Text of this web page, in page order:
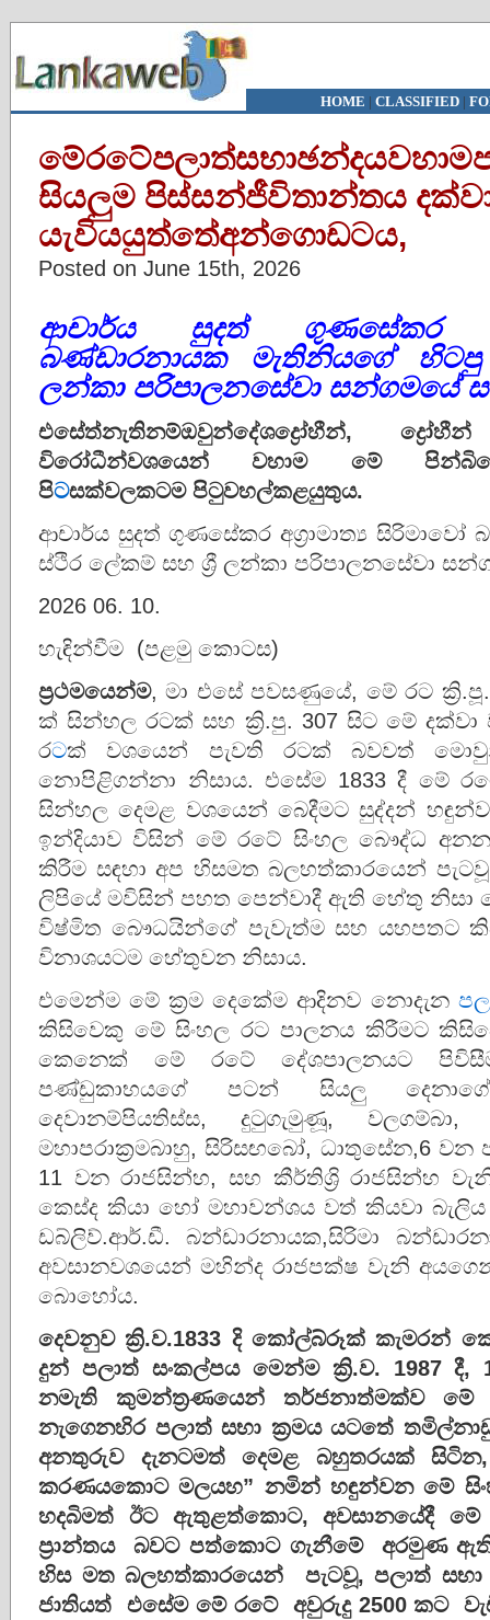
HOME | CLASSIFIED|
සියලුම පිස්සන්ජීවිතාන්තය
යැවියයුත්තේඅන්ගොඩටය,
Posted on June 15th, 2026
ආචාර්ය සුදත් ගුණසේකර
බණ්ඩාරනායක මැතිනියගේ
ලන්කා පරිපාලනසේවා සන්ගමයේ
එසේත්නැතිනම්ඔවුන්දේශද්‍රෝහීන්,
විරෝධීන්වශයෙන්වහාම මේපින්
පිටසක්වලකටම පිටුවහල්කළයුතුය.
ආචාර්ය සුදත් ගුණසේකර අග්‍රාමාත්‍ය
ස්ථිර ලේකම් සහ ශ්‍රී ලන්කා පරිපාලනසේවා
2026 06. 10.
හැඳින්වීම (පළමු කොටස)
ප්‍රථමයෙන්ම, මා එසේ පවසණුයේ, මේ රට
ක් සින්හල රටක් සහ ක්‍රි.පු. 307 සිට මේ
රටක් වශයෙන් පැවති රටක් බවවත්
නොපිළිගන්නා නිසාය. එසේම 1833 දී මේ
සින්හල දෙමළ වශයෙන් බෙදීමට සුද්දන්
ඉන්දියාව විසින් මේ රටේ සිංහල බෞද්ධ
කිරීම සඳහා අප හිසමත බලහත්කාරයෙන්
ලිපියේ මවිසින් පහත පෙන්වාදී ඇති හේතු නිසා
විෂ්මිත බෞධයින්ගේ පැවැත්ම සහ යහපතට
විනාශයටම හේතුවන නිසාය.
එමෙන්ම මේ ක්‍රම දෙකේම ආදිනව නොදැන
කිසිවෙකු මේ සිංහල රට පාලනය කිරීමට
කෙනෙක් මේ රටේ දේශපාලනයට
පණ්ඩුකාභයගේ පටන් සියලු
දෙවානම්පියතිස්ස, දුටුගැමුණූ,
මහාපරාක්‍රමබාහු, සිරිසඟබෝ, ධාතුසේන,6 වන
11 වන රාජසින්හ, සහ කීර්තිශ්‍රි රාජසින්හ
කෙස්ද කියා හෝ මහාවන්ශය වත් කියවා
ඩබ්ලිව්.ආර්.ඩී. බන්ඩාරනායක,සිරිමා
අවසානවශයෙන් මහින්ද රාජපක්ෂ වැනි
බොහෝය.
දෙවනුව ක්‍රි.ව.1833 දි කෝල්බ්රූක් කැමරන්
දුන් පලාත් සංකල්පය මෙන්ම ක්‍රි.ව. 1987
නමැති කුමන්ත්‍රණයෙන් තර්ජනාත්මක්ව
නැගෙනහිර පලාත් සභා ක්‍රමය යටතේ
අනතුරුව දැනටමත් දෙමළ බහුතරයක්
කරණයකොට මලයහ” නමින් හඳුන්වන මේ
හදබිමත් ඊට ඇතුළත්කොට, අවසානයේදී
ප්‍රාන්තය බවට පත්කොට ගැනීමේ අරමුණ
හිස මත බලහත්කාරයෙන් පැටවූ, පලාත් සභා
ජාතියත් එසේම මේ රටේ අවුරුදු 2500 කට